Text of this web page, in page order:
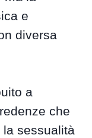
e
diversa
a
che
la sessualità